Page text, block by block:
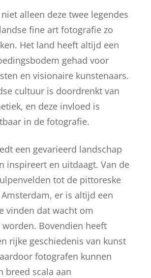
alleen deze twee legendes
fine art fotografie zo
Het land heeft altijd een
gehad voor
en visionaire kunstenaars.
cultuur is doordrenkt van
en deze invloed is
in de fotografie.
een gevarieerd landschap
inspireert en uitdaagt. Van de
tot de pittoreske
er is altijd een
vinden dat wacht om
worden. Bovendien heeft
rijke geschiedenis van kunst
fotografen kunnen
breed scala aan